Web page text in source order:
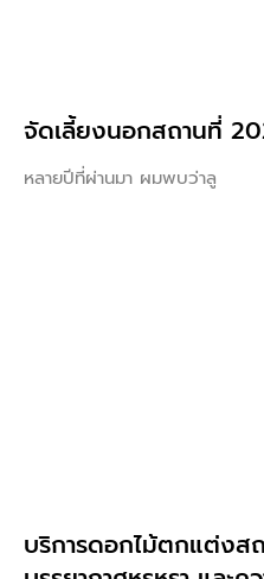
จัดเลี้ยงนอกสถานที่
หลายปีที่ผ่านมา ผมพบว่าลู
บริการดอกไม้ตกแต่งส